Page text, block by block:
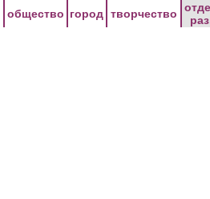
общество город творчество